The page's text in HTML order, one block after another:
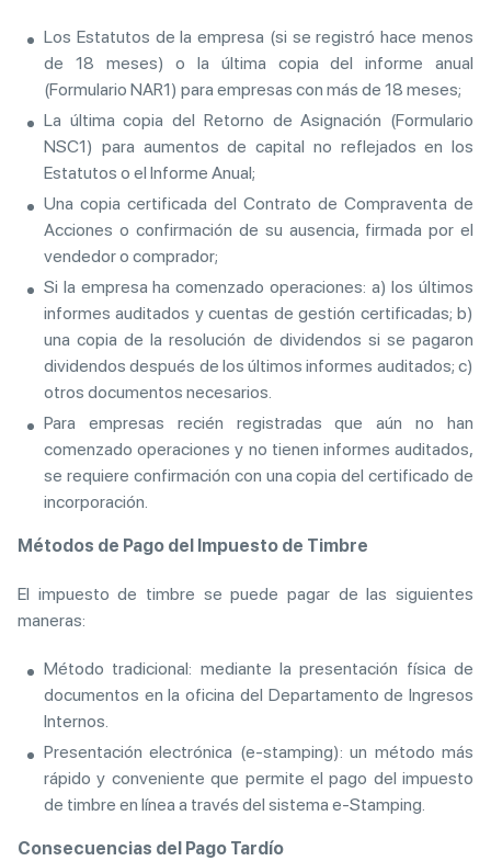
Los Estatutos de la empresa (si se registró hace menos
de 18 meses) o la última copia del informe anual
(Formulario NAR1) para empresas con más de 18 meses;
La última copia del Retorno de Asignación (Formulario
NSC1) para aumentos de capital no reflejados en los
Estatutos o el Informe Anual;
Una copia certificada del Contrato de Compraventa de
Acciones o confirmación de su ausencia, firmada por el
vendedor o comprador;
Si la empresa ha comenzado operaciones: a) los últimos
informes auditados y cuentas de gestión certificadas; b)
una copia de la resolución de dividendos si se pagaron
dividendos después de los últimos informes auditados; c)
otros documentos necesarios.
Para empresas recién registradas que aún no han
comenzado operaciones y no tienen informes auditados,
se requiere confirmación con una copia del certificado de
incorporación.
Métodos de Pago del Impuesto de Timbre
El impuesto de timbre se puede pagar de las siguientes
maneras:
Método tradicional: mediante la presentación física de
documentos en la oficina del Departamento de Ingresos
Internos.
Presentación electrónica (e-stamping): un método más
rápido y conveniente que permite el pago del impuesto
de timbre en línea a través del sistema e-Stamping.
Consecuencias del Pago Tardío